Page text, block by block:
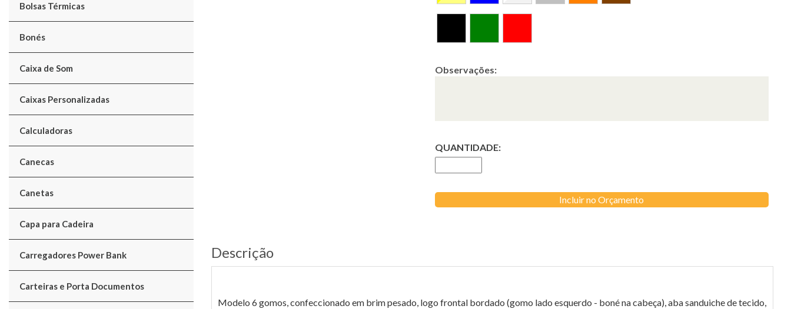
Bolsas Térmicas
Bonés
Caixa de Som
Caixas Personalizadas
Calculadoras
Canecas
Canetas
Capa para Cadeira
Carregadores Power Bank
Carteiras e Porta Documentos
Observações:
QUANTIDADE:
Incluir no Orçamento
Descrição
Modelo 6 gomos, confeccionado em brim pesado, logo frontal bordado (gomo lado esquerdo - boné na cabeça), aba sanduiche de tecido,